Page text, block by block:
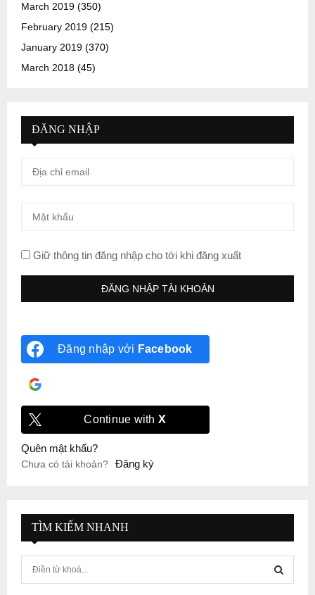
March 2019 (350)
February 2019 (215)
January 2019 (370)
March 2018 (45)
ĐĂNG NHẬP
Giữ thông tin đăng nhập cho tới khi đăng xuất
Đăng nhập với Facebook
Continue with X
Quên mật khẩu?
Chưa có tài khoản? Đăng ký
TÌM KIẾM NHANH